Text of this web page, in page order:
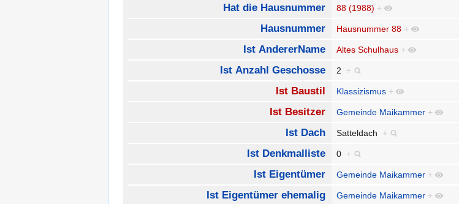
Hat die Hausnummer 88 (1988) +
Hausnummer Hausnummer 88 +
Ist AndererName Altes Schulhaus +
Ist Anzahl Geschosse 2 +
Ist Baustil Klassizismus +
Ist Besitzer Gemeinde Maikammer +
Ist Dach Satteldach +
Ist Denkmalliste 0 +
Ist Eigentümer Gemeinde Maikammer +
Ist Eigentümer ehemalig Gemeinde Maikammer +